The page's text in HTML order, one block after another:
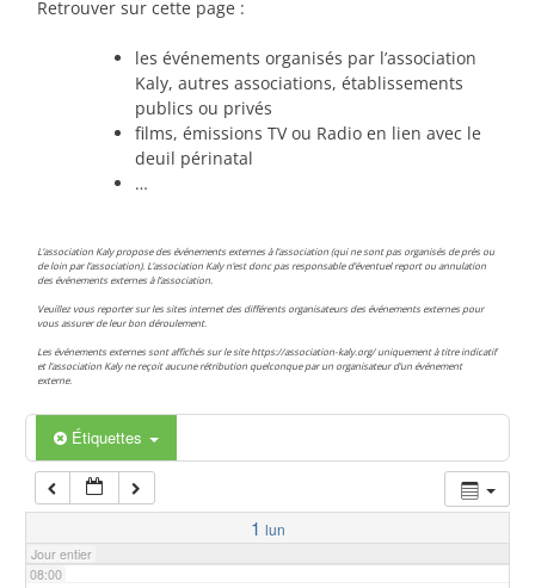
Retrouver sur cette page :
les événements organisés par l’association
Kaly, autres associations, établissements
publics ou privés
films, émissions TV ou Radio en lien avec le
deuil périnatal
…
L’association Kaly propose des événements externes à l’association (qui ne sont pas organisés de près ou
de loin par l’association). L’association Kaly n’est donc pas responsable d’éventuel report ou annulation
des événements externes à l’association.
Veuillez vous reporter sur les sites internet des différents organisateurs des événements externes pour
vous assurer de leur bon déroulement.
Les événements externes sont affichés sur le site https://association-kaly.org/ uniquement à titre indicatif
et l’association Kaly ne reçoit aucune rétribution quelconque par un organisateur d’un événement
externe.
Étiquettes
1 lun
Jour entier
04:00
05:00
06:00
07:00
08:00